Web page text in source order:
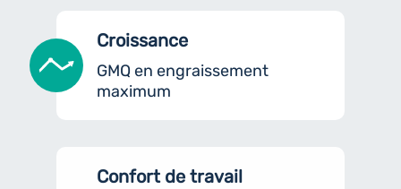
Croissance
GMQ en engraissement
maximum
Confort de travail